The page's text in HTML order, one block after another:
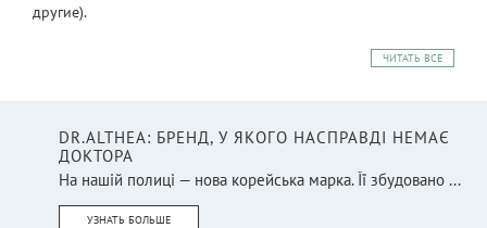
другие).
ЧИТАТЬ ВСЕ
DR.ALTHEA: БРЕНД, У ЯКОГО НАСПРАВДІ НЕМАЄ
ДОКТОРА
На нашій полиці — нова корейська марка. Її збудовано ...
УЗНАТЬ БОЛЬШЕ